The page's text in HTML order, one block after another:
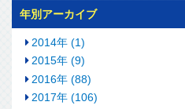
年別アーカイブ
2014年 (1)
2015年 (9)
2016年 (88)
2017年 (106)